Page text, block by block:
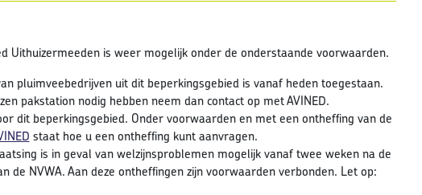
Uithuizermeeden is weer mogelijk onder de onderstaande voorwaarden.
pluimveebedrijven uit dit beperkingsgebied is vanaf heden toegestaan.
pakstation nodig hebben neem dan contact op met AVINED.
dit beperkingsgebied. Onder voorwaarden en met een ontheffing van de
staat hoe u een ontheffing kunt aanvragen.
is in geval van welzijnsproblemen mogelijk vanaf twee weken na de
NVWA. Aan deze ontheffingen zijn voorwaarden verbonden. Let op: